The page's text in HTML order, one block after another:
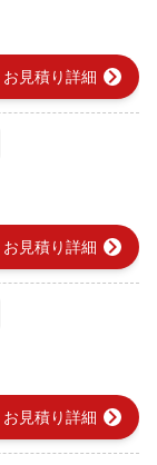
お見積り詳細 chevron_right
お見積り詳細 chevron_right
お見積り詳細 chevron_right